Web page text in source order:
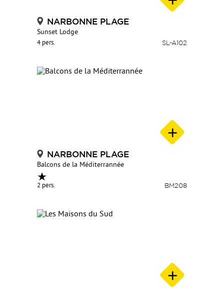
NARBONNE PLAGE
Sunset Lodge
4 pers. SL-A102
NARBONNE PLAGE
Balcons de la Méditerrannée
2 pers. BM208